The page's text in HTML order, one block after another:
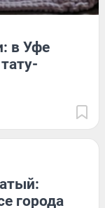
в Уфе
города